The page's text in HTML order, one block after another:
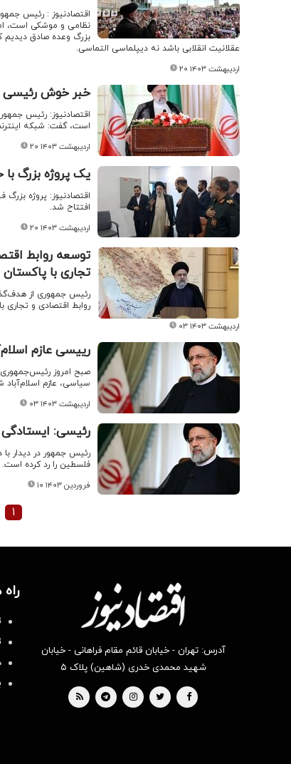
اقتصادنیوز : رئیس
نظامی و موشکی است،
بزرگ وعده صادق دیدیم
عقلانیت انقلابی باشد نه دیپلماسی التماسی.
۲۰ اردیبهشت ۱۴۰۳
خبر خوش رئیسی
اقتصادنیوز: رئیس
است، گفت: شبکه
۲۰ اردیبهشت ۱۴۰۳
یک پروژه بزرگ
افتتاح شد.
۲۰ اردیبهشت ۱۴۰۳
تجاری با پاکستان
روابط اقتصادی و تجاری
۰۳ اردیبهشت ۱۴۰۳
رییسی عازم
صبح امروز
سیاسی، عازم اسلام‌آباد
۰۳ اردیبهشت ۱۴۰۳
رئیسی: ایستادگی
رئیس جمهور در دیدار
فلسطین را رد کرده است.
۱۰ فروردین ۱۴۰۳
۱
آدرس: تهران - خیابان قائم مقام فراهانی - خیابان
شهید محمدی خدری (شاهین) پلاک ۵